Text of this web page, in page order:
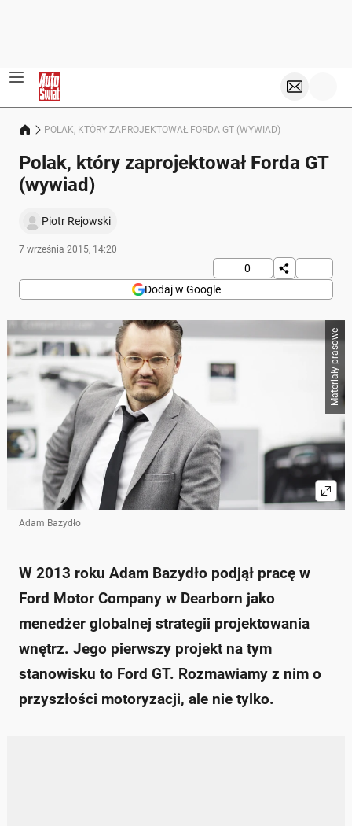
POLAK, KTÓRY ZAPROJEKTOWAŁ FORDA GT (WYWIAD)
Polak, który zaprojektował Forda GT
(wywiad)
Piotr Rejowski
7 września 2015, 14:20
0
Dodaj w Google
Materiały prasowe
Adam Bazydło
W 2013 roku Adam Bazydło podjął pracę w
Ford Motor Company w Dearborn jako
menedżer globalnej strategii projektowania
wnętrz. Jego pierwszy projekt na tym
stanowisku to Ford GT. Rozmawiamy z nim o
przyszłości motoryzacji, ale nie tylko.